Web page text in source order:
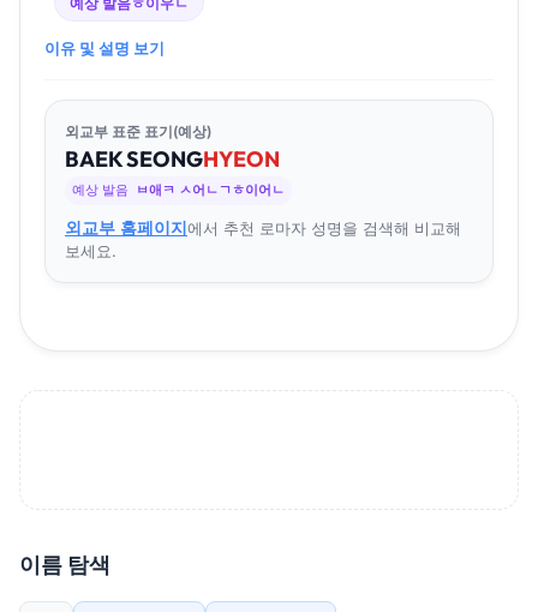
이유 및 설명 보기
외교부 표준 표기(예상)
BAEKSEONGHYEON
예상 발음 ㅂ애ㅋ ㅅ어ㄴㄱㅎ이어ㄴ
외교부 홈페이지에서 추천 로마자 성명을 검색해 비교해
보세요.
이름 탐색